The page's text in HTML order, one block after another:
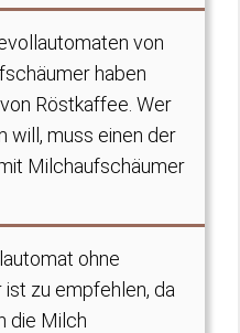
von
haben
Röstkaffee. Wer
will, muss einen der
Milchaufschäumer
ohne
zu empfehlen, da
die Milch